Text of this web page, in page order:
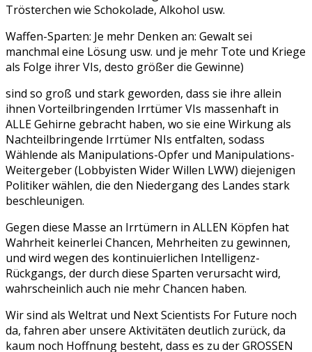
Trösterchen wie Schokolade, Alkohol usw.
Waffen-Sparten: Je mehr Denken an: Gewalt sei
manchmal eine Lösung usw. und je mehr Tote und Kriege
als Folge ihrer VIs, desto größer die Gewinne)
sind so groß und stark geworden, dass sie ihre allein
ihnen Vorteilbringenden Irrtümer VIs massenhaft in
ALLE Gehirne gebracht haben, wo sie eine Wirkung als
Nachteilbringende Irrtümer NIs entfalten, sodass
Wählende als Manipulations-Opfer und Manipulations-
Weitergeber (Lobbyisten Wider Willen LWW) diejenigen
Politiker wählen, die den Niedergang des Landes stark
beschleunigen.
Gegen diese Masse an Irrtümern in ALLEN Köpfen hat
Wahrheit keinerlei Chancen, Mehrheiten zu gewinnen,
und wird wegen des kontinuierlichen Intelligenz-
Rückgangs, der durch diese Sparten verursacht wird,
wahrscheinlich auch nie mehr Chancen haben.
Wir sind als Weltrat und Next Scientists For Future noch
da, fahren aber unsere Aktivitäten deutlich zurück, da
kaum noch Hoffnung besteht, dass es zu der GROSSEN